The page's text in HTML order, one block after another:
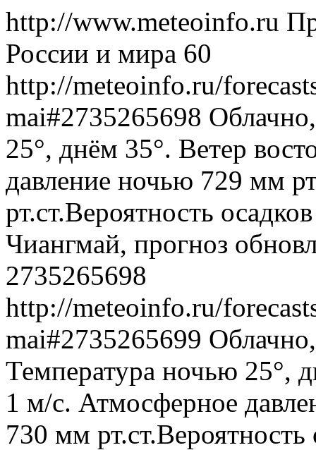
http://www.meteoinfo.ru
России и мира 60
http://meteoinfo.ru/
mai#2735265698
25°, днём 35°. Ветер
давление ночью 729 мм
рт.ст.Вероятность
Чиангмай, прогноз
2735265698
http://meteoinfo.ru/
mai#2735265699
Температура ночью 25°,
1 м/с. Атмосферное
730 мм рт.ст.Вероятность